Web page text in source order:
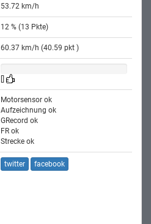
53.72 km/h
12 % (13 Pkte)
60.37 km/h (40.59 pkt )
Motorsensor ok
Aufzeichnung ok
GRecord ok
FR ok
Strecke ok
twitter facebook